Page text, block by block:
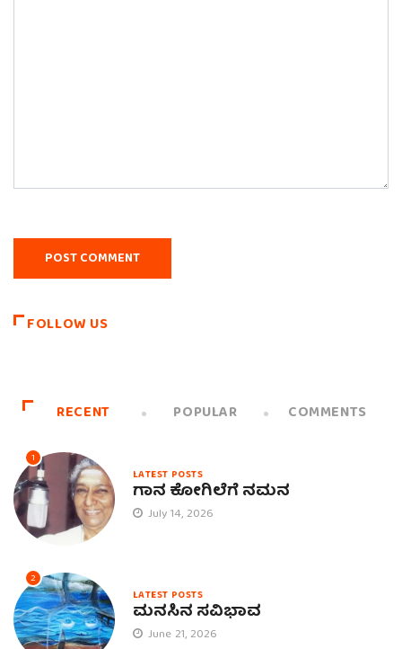
FOLLOW US
RECENT POPULAR COMMENTS
1
LATEST POSTS
ಗಾನ ಕೋಗಿಲೆಗೆ ನಮನ
July 14, 2026
2
LATEST POSTS
ಮನಸಿನ ಸವಿಭಾವ
June 21, 2026